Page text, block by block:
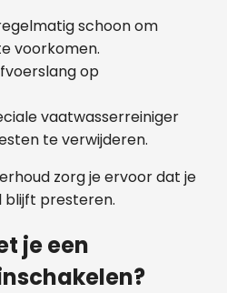
schoon om
voorkomen.
op
vaatwasserreiniger
te verwijderen.
zorg je ervoor dat je
presteren.
je een